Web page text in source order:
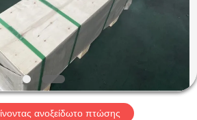
ανοξείδωτο πτώσης